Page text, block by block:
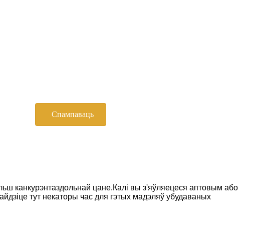
Спампаваць
канкурэнтаздольнай цане.Калі вы з'яўляецеся аптовым або
тут некаторы час для гэтых мадэляў убудаваных